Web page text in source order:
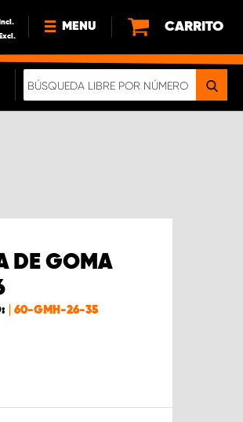
Incl.
Excl.
MENU
NOTICIAS
CARRITO
DE GOMA
60-GMH-26-35